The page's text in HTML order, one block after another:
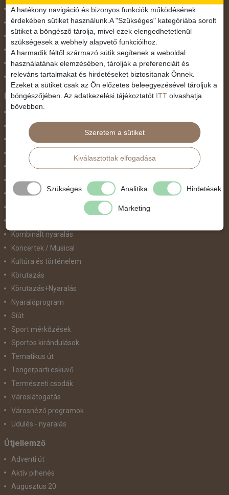
November 1.
Október 23.
Pünkösdi utazás
Szilveszter
Tavaszi szünet
Valentin nap
Programtípus
Belépőjegy
Egyéni út
Egzotikus út
Fesztiválok
Golfút
Gyalogtúra
Kombinált nyaralás
Koncertek / Musical
Kultúra és történelem
Körutazás
Körutazás+Nyaralás
Nyaralóprogram
Síút
Sport mérkőzések
Sportos kirándulások
Tematikus út
Tengerparti esküvő
Természeti csodák
Városlátogatás
Városnéző programok
Üdülés - nyaralás
Útjellemző
Adventi út
Aktív pihenés
Augusztus 20
A hatékony navigáció és bizonyos funkciók működésének
érdekében sütiket használunk.A "Szükséges" kategóriába sorolt
sütiket a böngésző tárolja, mivel ezek elengedhetetlenül
szükségesek a webhely alapvető funkcióihoz.
A harmadik féltől származó sütik segítenek a weboldal
használatának elemzésében, tárolják a preferenciáit és
releváns tartalmakat és hirdetéseket biztosítanak Önnek.
Ezeket a sütiket csak az Ön előzetes beleegyezésével tároljuk a
böngészőjében. Az adatkezelési tájékoztatót ITT olvashatja
bővebben.
Szeretem a sütiket
Kiválasztottak elfogadása
Szükséges Analitika Hirdetések
Marketing